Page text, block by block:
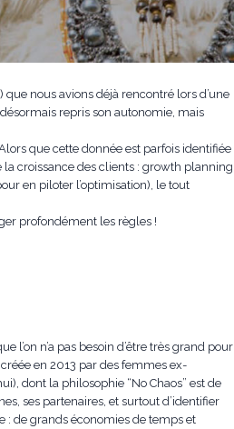
que nous avions déjà rencontré lors d’une
repris son autonomie, mais
que cette donnée est parfois identifiée
croissance des clients : growth planning
en piloter l’optimisation), le tout
profondément les règles !
l’on n’a pas besoin d’être très grand pour
en 2013 par des femmes ex-
dont la philosophie “No Chaos” est de
ses partenaires, et surtout d’identifier
: de grands économies de temps et